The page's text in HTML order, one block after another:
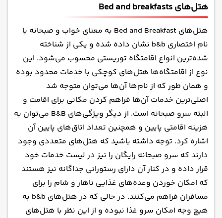
هتل‌هایBed and breakfasts
هتل‌های Bed and Breakfast به معنای خواب و صبحانه با
نام اختصاری b&b نشان داده شده و یکی از شناخته‌
شده‌ترین انواع اقامتگاه توریستی محسوب می‌شود. این
نوع از اقامتگاه‌ها هتل‌های کوچکی با خدمات محدود بوده
و همان طور که از نام‌ها آن‌ها می‌توان متوجه شد
اصلی‌ترین خدمات آن‌ها فراهم کردن مکانی برای اقامت و
البته سرو صبحانه است. از دیگر ویژگی‌های B&B می‌توان به
هزینه اقامتی پایین و همچنین تعداد اتاق‌های پایین آن
اشاره کرد. توجه داشته باشید که هتل‌های متعددی وجود
دارند که سرو صبحانه رایگان را نیز در لیست خدمات خود
قرار داده و در کنار آن دارای رستورانی جداگانه نیز هستند
که امکان خوردن وعده‌های غذایی ناهار و شام را برای
مسافران فراهم می‌کنند. در حالی که در هتل‌های b&b به
هیچ وجه امکان سرو غذا نبوده و از این نظر با هتل‌های